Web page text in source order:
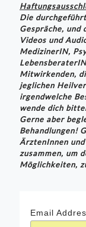
Die
Gespräche, und
Videos und
MedizinerIN,
Mitwirkenden,
jeglichen
irgendwelche
wende dich
Gerne aber
Behandlungen!
ÄrztenInnen
zusammen, um
Möglichkeiten,
Email